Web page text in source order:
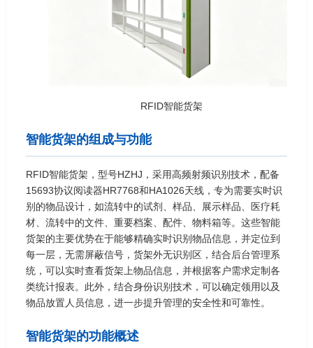
RFID智能货架
智能货架的组成与功能
RFID智能货架，型号HZHJ，采用高频射频识别技术，配备
15693协议阅读器HR7768和HA1026天线，专为需要实时识
别的物品设计，如流转中的试剂、样品、展示样品、医疗耗
材、流转中的文件、重要档案、配件、物料箱等。这些智能
货架的主要优势在于能够精确实时识别物品信息，并定位到
每一层，无需屏蔽信号，货架外无识别区，结合后台管理系
统，可以实时查看货架上物品信息，并根据客户需求定制各
类统计报表。此外，结合身份识别技术，可以确定领用以及
物品放置人员信息，进一步提升管理的安全性和可靠性。
智能货架的功能概述